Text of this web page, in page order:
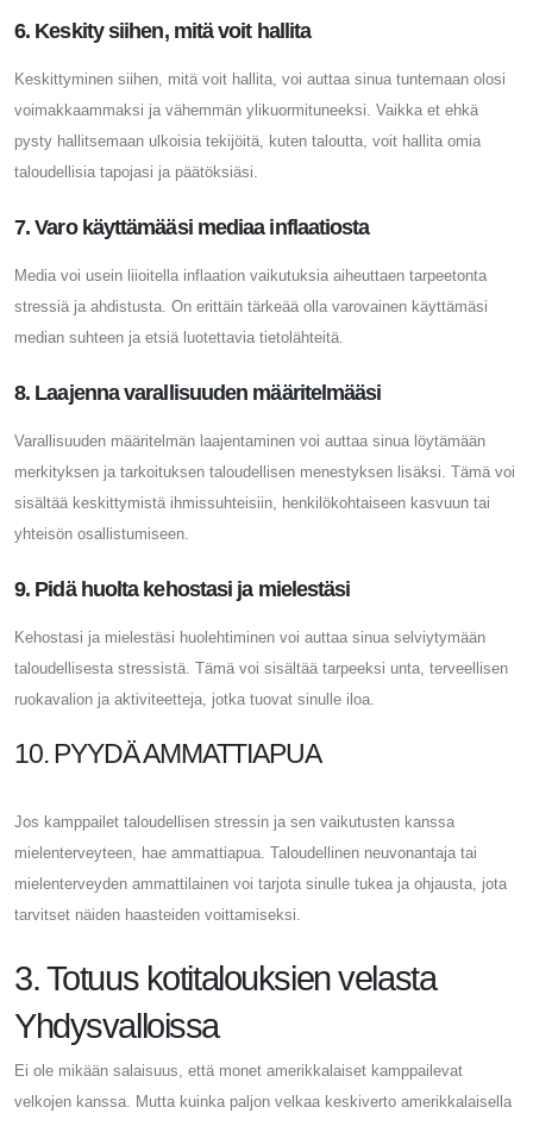
6. Keskity siihen, mitä voit hallita
Keskittyminen siihen, mitä voit hallita, voi auttaa sinua tuntemaan olosi
voimakkaammaksi ja vähemmän ylikuormituneeksi. Vaikka et ehkä
pysty hallitsemaan ulkoisia tekijöitä, kuten taloutta, voit hallita omia
taloudellisia tapojasi ja päätöksiäsi.
7. Varo käyttämääsi mediaa inflaatiosta
Media voi usein liioitella inflaation vaikutuksia aiheuttaen tarpeetonta
stressiä ja ahdistusta. On erittäin tärkeää olla varovainen käyttämäsi
median suhteen ja etsiä luotettavia tietolähteitä.
8. Laajenna varallisuuden määritelmääsi
Varallisuuden määritelmän laajentaminen voi auttaa sinua löytämään
merkityksen ja tarkoituksen taloudellisen menestyksen lisäksi. Tämä voi
sisältää keskittymistä ihmissuhteisiin, henkilökohtaiseen kasvuun tai
yhteisön osallistumiseen.
9. Pidä huolta kehostasi ja mielestäsi
Kehostasi ja mielestäsi huolehtiminen voi auttaa sinua selviytymään
taloudellisesta stressistä. Tämä voi sisältää tarpeeksi unta, terveellisen
ruokavalion ja aktiviteetteja, jotka tuovat sinulle iloa.
10. PYYDÄ AMMATTIAPUA
Jos kamppailet taloudellisen stressin ja sen vaikutusten kanssa
mielenterveyteen, hae ammattiapua. Taloudellinen neuvonantaja tai
mielenterveyden ammattilainen voi tarjota sinulle tukea ja ohjausta, jota
tarvitset näiden haasteiden voittamiseksi.
3. Totuus kotitalouksien velasta
Yhdysvalloissa
Ei ole mikään salaisuus, että monet amerikkalaiset kamppailevat
velkojen kanssa. Mutta kuinka paljon velkaa keskiverto amerikkalaisella